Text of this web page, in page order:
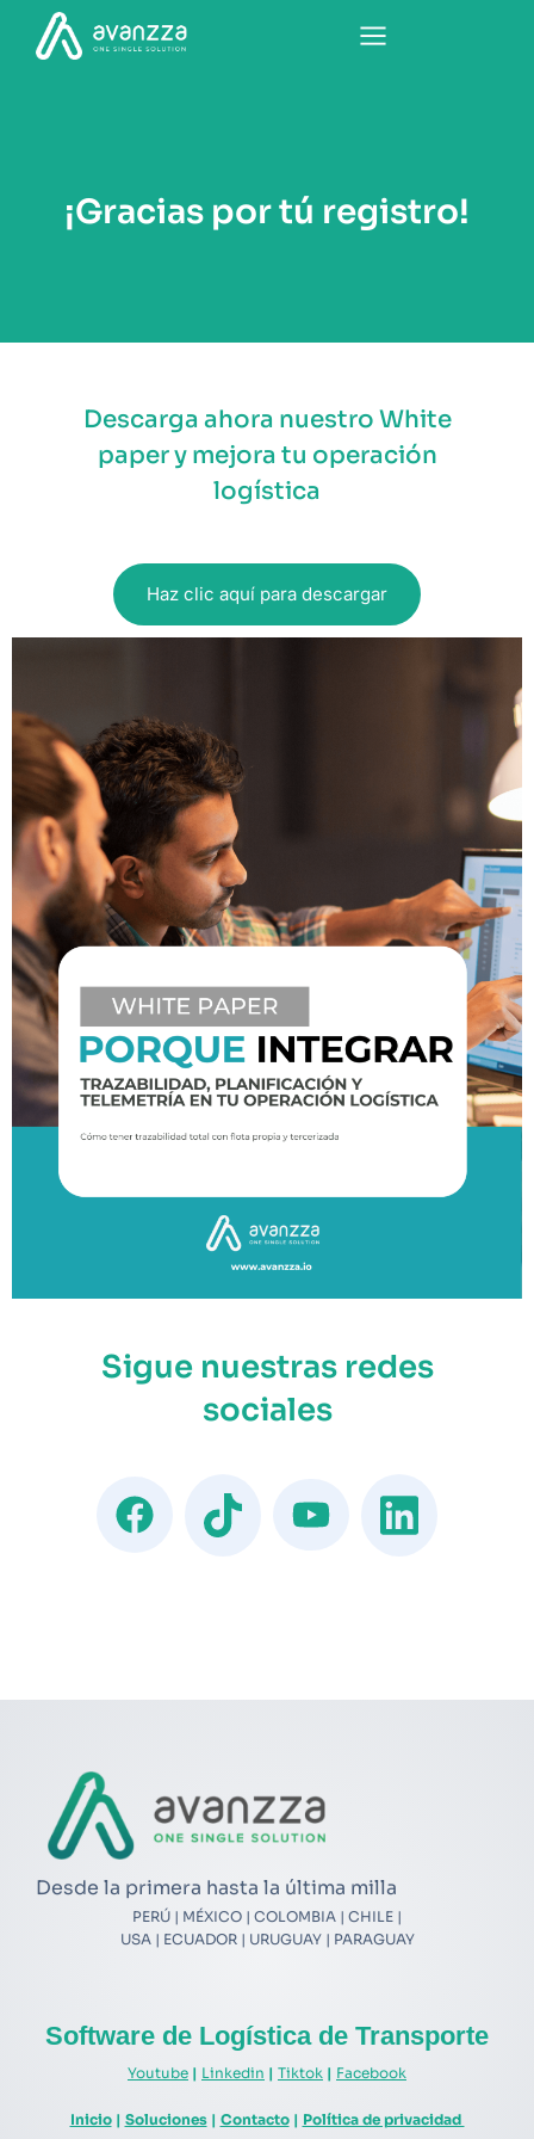
¡Gracias por tú registro!
Descarga ahora nuestro White
paper y mejora tu operación
logística
Haz clic aquí para descargar
Sigue nuestras redes
sociales
Desde la primera hasta la última milla
PERÚ | MÉXICO | COLOMBIA | CHILE |
USA | ECUADOR | URUGUAY | PARAGUAY
Software de Logística de Transporte
Youtube | Linkedin | Tiktok | Facebook
Inicio| Soluciones| Contacto| Política de privacidad